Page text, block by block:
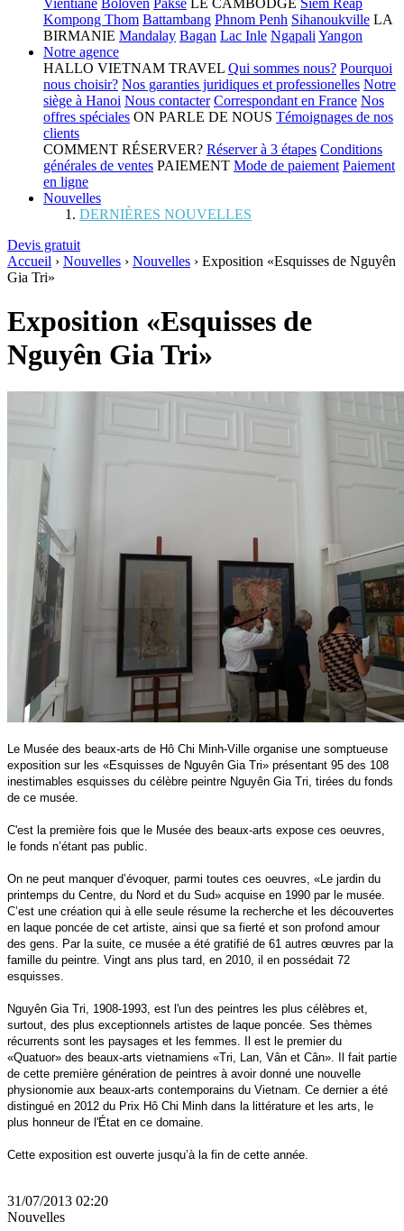
Vientiane Boloven Paksé LE CAMBODGE Siem Reap
Kompong Thom Battambang Phnom Penh Sihanoukville LA
BIRMANIE Mandalay Bagan Lac Inle Ngapali Yangon
Notre agence
HALLO VIETNAM TRAVEL Qui sommes nous? Pourquoi
nous choisir? Nos garanties juridiques et professionelles Notre
siège à Hanoi Nous contacter Correspondant en France Nos
offres spéciales ON PARLE DE NOUS Témoignages de nos
clients
COMMENT RÉSERVER? Réserver à 3 étapes Conditions
générales de ventes PAIEMENT Mode de paiement Paiement
en ligne
Nouvelles
DERNIÈRES NOUVELLES
Devis gratuit
Accueil › Nouvelles › Nouvelles › Exposition «Esquisses de Nguyên
Gia Tri»
Exposition «Esquisses de
Nguyên Gia Tri»
Le Musée des beaux-arts de Hô Chi Minh-Ville organise une somptueuse
exposition sur les «Esquisses de Nguyên Gia Tri» présentant 95 des 108
inestimables esquisses du célèbre peintre Nguyên Gia Tri, tirées du fonds
de ce musée.
C'est la première fois que le Musée des beaux-arts expose ces oeuvres,
le fonds n’étant pas public.
On ne peut manquer d’évoquer, parmi toutes ces oeuvres, «Le jardin du
printemps du Centre, du Nord et du Sud» acquise en 1990 par le musée.
C’est une création qui à elle seule résume la recherche et les découvertes
en laque poncée de cet artiste, ainsi que sa fierté et son profond amour
des gens. Par la suite, ce musée a été gratifié de 61 autres œuvres par la
famille du peintre. Vingt ans plus tard, en 2010, il en possédait 72
esquisses.
Nguyên Gia Tri, 1908-1993, est l'un des peintres les plus célèbres et,
surtout, des plus exceptionnels artistes de laque poncée. Ses thèmes
récurrents sont les paysages et les femmes. Il est le premier du
«Quatuor» des beaux-arts vietnamiens «Tri, Lan, Vân et Cân». Il fait partie
de cette première génération de peintres à avoir donné une nouvelle
physionomie aux beaux-arts contemporains du Vietnam. Ce dernier a été
distingué en 2012 du Prix Hô Chi Minh dans la littérature et les arts, le
plus honneur de l'État en ce domaine.
Cette exposition est ouverte jusqu’à la fin de cette année.
31/07/2013 02:20
Nouvelles